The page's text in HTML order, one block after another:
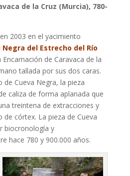
de la Cruz (Murcia), 780-
2003 en el yacimiento
Negra del Estrecho del Río
de Caravaca de la
tallada por sus dos caras.
de Cueva Negra, la pieza
caliza de forma aplanada que
treintena de extracciones y
de córtex. La pieza de Cueva
biocronología y
hace 780 y 900.000 años.